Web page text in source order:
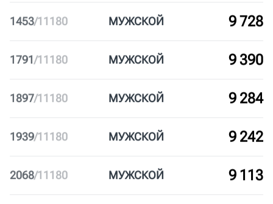
1366/11180 МУЖСКОЙ 9 815
1397/11180 МУЖСКОЙ 9 784
1453/11180 МУЖСКОЙ 9 728
1791/11180 МУЖСКОЙ 9 390
1897/11180 МУЖСКОЙ 9 284